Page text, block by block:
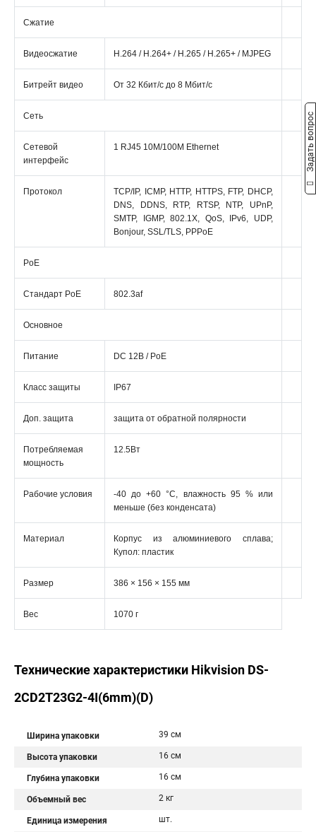
Сжатие
Видеосжатие Н.264 / Н.264+ / Н.265 / Н.265+ / MJPEG
Битрейт видео От 32 Кбит/с до 8 Мбит/с
Сеть
Сетевой
интерфейс
1 RJ45 10M/100M Ethernet
Протокол
TCP/IP, ICMP, HTTP, HTTPS, FTP, DHCP,
DNS, DDNS, RTP, RTSP, NTP, UPnP,
SMTP, IGMP, 802.1X, QoS, IPv6, UDP,
Bonjour, SSL/TLS, PPPoE
PoE
Стандарт PoE 802.3af
Основное
Питание DC 12В / PoE
Класс защиты IP67
Доп. защита защита от обратной полярности
Потребляемая
мощность
12.5Вт
Рабочие условия
-40 до +60 °C, влажность 95 % или
меньше (без конденсата)
Материал
Корпус из алюминиевого сплава;
Купол: пластик
Размер 386 × 156 × 155 мм
Вес 1070 г
Технические характеристики Hikvision DS-
2CD2T23G2-4I(6mm)(D)
Ширина упаковки 39 см
Высота упаковки 16 см
Глубина упаковки 16 см
Объемный вес 2 кг
Единица измерения шт.
Задать вопрос